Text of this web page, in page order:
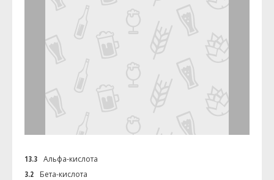
13.3 Альфа-кислота
3.2
Бета-кислота